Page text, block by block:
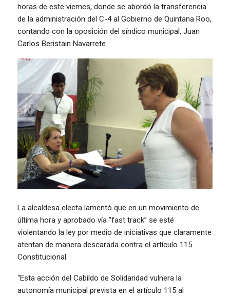
horas de este viernes, donde se abordó la transferencia
de la administración del C-4 al Gobierno de Quintana Roo,
contando con la oposición del síndico municipal, Juan
Carlos Beristain Navarrete.
La alcaldesa electa lamentó que en un movimiento de
última hora y aprobado vía “fast track” se esté
violentando la ley por medio de iniciativas que claramente
atentan de manera descarada contra el artículo 115
Constitucional.
“Esta acción del Cabildo de Solidaridad vulnera la
autonomía municipal prevista en el artículo 115 al